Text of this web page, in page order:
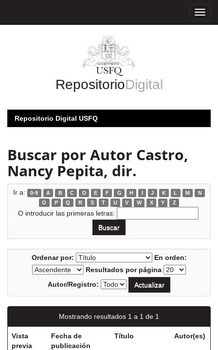
RepositorioDigital
Repositorio Digital USFQ
Buscar por Autor Castro,
Nancy Pepita, dir.
Ir a: 0-9 A B C D E F G H I J K L M
N
O
P Q R S T U V W X Y Z
O introducir las primeras letras:
Ordenar por:
En orden:
Resultados por página
Autor/Registro:
Mostrando resultados 1 a 1 de 1
Vista
previa
Fecha de
publicación
Título Autor(es)